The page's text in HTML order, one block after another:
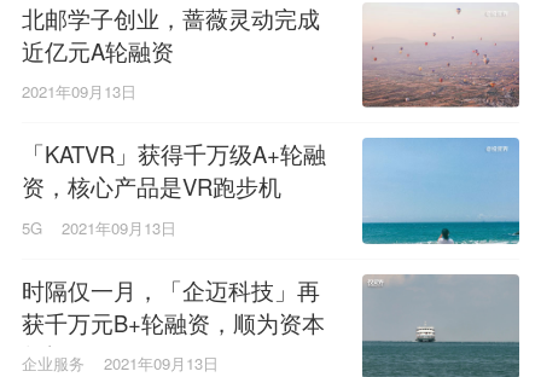
北邮学子创业，蔷薇灵动完成
近亿元A轮融资
2021年09月13日
「KATVR」获得千万级A+轮融
资，核心产品是VR跑步机
5G 2021年09月13日
时隔仅一月，「企迈科技」再
获千万元B+轮融资，顺为资本
领投
企业服务 2021年09月13日